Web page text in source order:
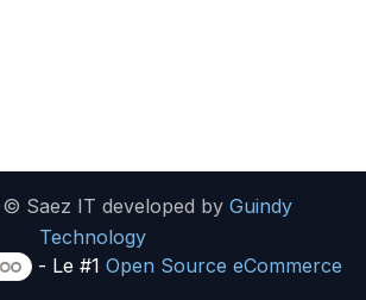
Saez IT developed by Guindy
Technology
- Le #1 Open Source eCommerce